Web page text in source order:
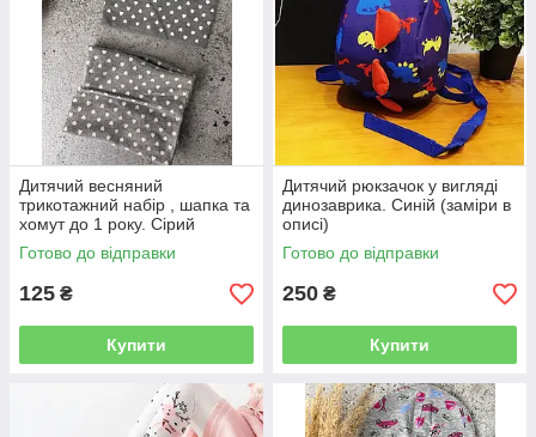
Дитячий весняний
трикотажний набір , шапка та
хомут до 1 року. Сірий
"Сердечка" . ( Заміри в описі
).
Готово до відправки
125 ₴
Купити
Дитячий рюкзачок у вигляді
динозаврика. Синій (заміри в
описі)
Готово до відправки
250 ₴
Купити